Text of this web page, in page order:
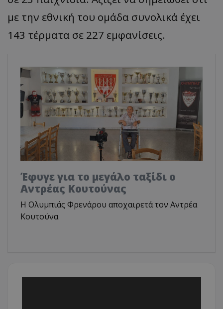
με την εθνική του ομάδα συνολικά έχει
143 τέρματα σε 227 εμφανίσεις.
Έφυγε για το μεγάλο ταξίδι ο
Αντρέας Κουτούνας
Η Ολυμπιάς Φρενάρου αποχαιρετά τον Αντρέα
Κουτούνα